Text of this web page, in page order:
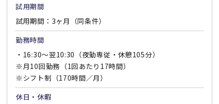
試用期間
試用期間：3ヶ月（同条件）
勤務時間
・16:30〜翌10:30（夜勤専従・休憩105分）
※月10回勤務（1回あたり17時間）
※シフト制（170時間／月）
休日・休暇